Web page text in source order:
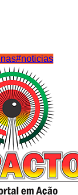
#noticias